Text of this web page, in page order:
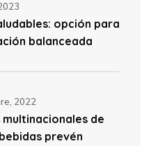
opción para
balanceada
2022
de
prevén